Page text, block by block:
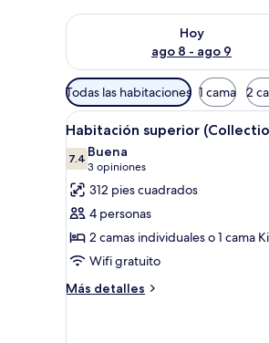
Hoy
ago 8 - ago 9
Consulta la disponibilidad
Filtros
disponibles
para
las
habitaciones
Todas las habitaciones 1 cama 2
Abrir
todas
las
fotos
de
Habitación
superior
(Collection)
11
Habitación superior
7.47.4 de 10
Buena
3 opiniones
(3
opiniones)
312 pies cuadrados
4 personas
2 camas individuales o 1 cama
Wifi gratuito
Más detalles
Más